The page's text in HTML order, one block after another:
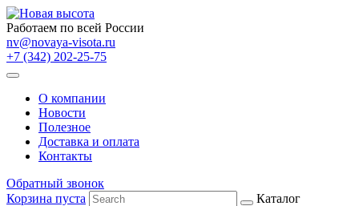
Работаем по всей России
nv@novaya-visota.ru
+7 (342) 202-25-75
О компании
Новости
Полезное
Доставка и оплата
Контакты
Обратный звонок
Корзина пуста
Каталог